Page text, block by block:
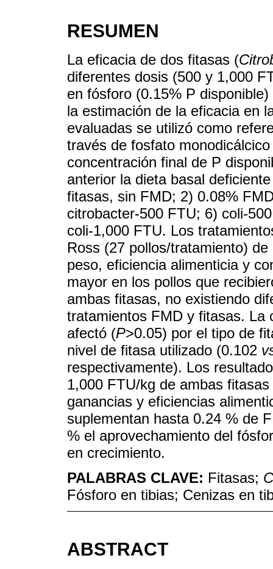
RESUMEN
La eficacia de dos fitasas (
diferentes dosis (500 y 1,000
en fósforo (0.15% P
la estimación de la eficacia en
evaluadas se utilizó como
través de fosfato
concentración final de P
anterior la dieta basal
fitasas, sin FMD; 2) 0.08%
citrobacter-500 FTU; 6) coli-
coli-1,000 FTU. Los
Ross (27 pollos/tratamiento)
peso, eficiencia alimenticia y
mayor en los pollos que
ambas fitasas, no existiendo
tratamientos FMD y fitasas. La
afectó (P>0.05) por el tipo de
nivel de fitasa utilizado (0.102
respectivamente). Los
1,000 FTU/kg de ambas
ganancias y eficiencias
suplementan hasta 0.24 % de
% el aprovechamiento del
en crecimiento.
PALABRAS CLAVE: Fitasas;
Fósforo en tibias; Cenizas en
ABSTRACT